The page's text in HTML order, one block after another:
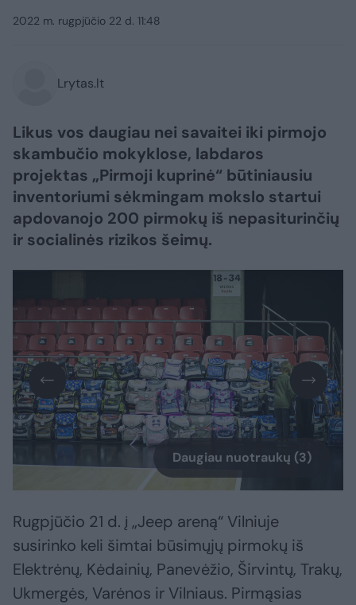
2022 m. rugpjūčio 22 d. 11:48
Lrytas.lt
Likus vos daugiau nei savaitei iki pirmojo
skambučio mokyklose, labdaros
projektas „Pirmoji kuprinė“ būtiniausiu
inventoriumi sėkmingam mokslo startui
apdovanojo 200 pirmokų iš nepasiturinčių
ir socialinės rizikos šeimų.
Daugiau nuotraukų (3)
Rugpjūčio 21 d. į „Jeep areną“ Vilniuje
susirinko keli šimtai būsimųjų pirmokų iš
Elektrėnų, Kėdainių, Panevėžio, Širvintų, Trakų,
Ukmergės, Varėnos ir Vilniaus. Pirmąsias